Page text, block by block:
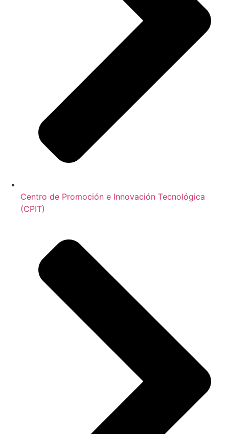
Centro de Promoción e Innovación Tecnológica
(CPIT)